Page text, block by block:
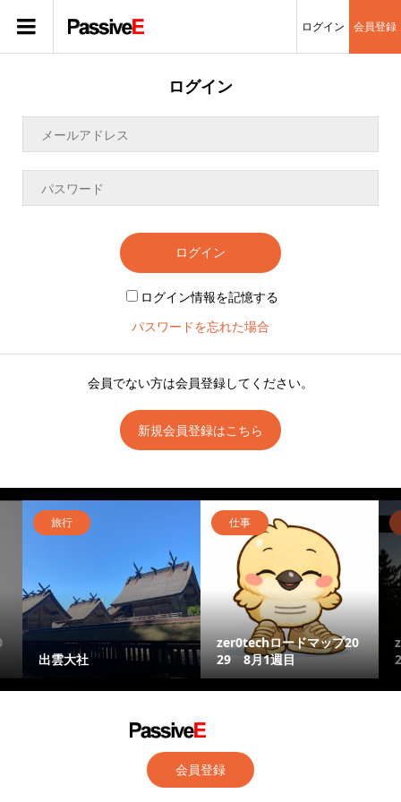
ログイン 会員登録
ログイン
ログイン
ログイン情報を記憶する
パスワードを忘れた場合
会員でない方は会員登録してください。
新規会員登録はこちら
旅行
出雲大社
仕事
zer0techロードマップ20
29 8月1週目
会員登録